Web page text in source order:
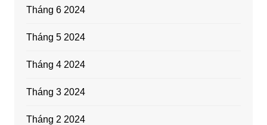
Tháng 6 2024
Tháng 5 2024
Tháng 4 2024
Tháng 3 2024
Tháng 2 2024